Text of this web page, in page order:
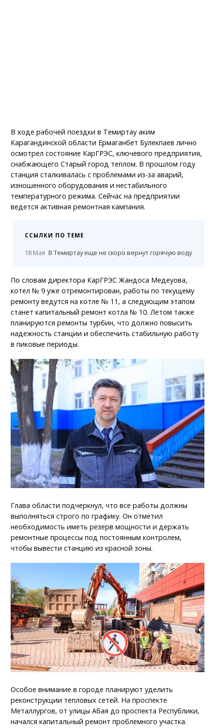
В ходе рабочей поездки в Темиртау аким
Карагандинской области Ермаганбет Булекпаев лично
осмотрел состояние КарГРЭС, ключевого предприятия,
снабжающего Старый город теплом. В прошлом году
станция сталкивалась с проблемами из-за аварий,
изношенного оборудования и нестабильного
температурного режима. Сейчас на предприятии
ведется активная ремонтная кампания.
ССЫЛКИ ПО ТЕМЕ
18 Мая В Темиртау еще не скоро вернут горячую воду
По словам директора КарГРЭС Жандоса Медеуова,
котел № 9 уже отремонтирован, работы по текущему
ремонту ведутся на котле № 11, а следующим этапом
станет капитальный ремонт котла № 10. Летом также
планируются ремонты турбин, что должно повысить
надежность станции и обеспечить стабильную работу
в пиковые периоды.
Глава области подчеркнул, что все работы должны
выполняться строго по графику. Он отметил
необходимость иметь резерв мощности и держать
ремонтные процессы под постоянным контролем,
чтобы вывести станцию из красной зоны.
Особое внимание в городе планируют уделить
реконструкции тепловых сетей. На проспекте
Металлургов, от улицы Абая до проспекта Республики,
начался капитальный ремонт проблемного участка.